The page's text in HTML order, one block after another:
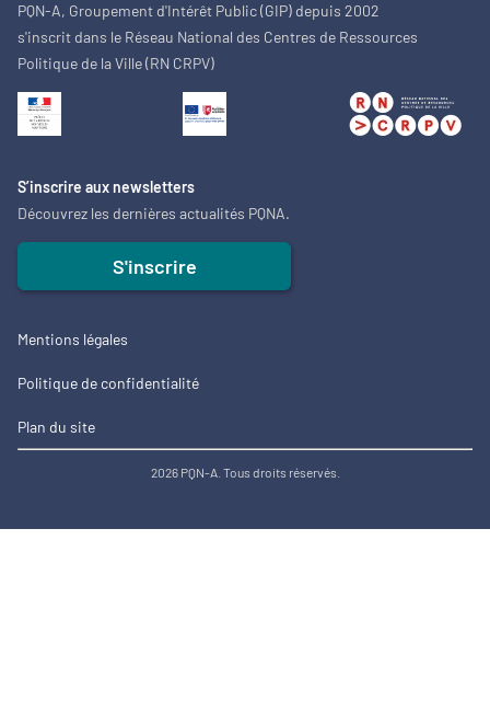
PQN-A, Groupement d'Intérêt Public (GIP) depuis 2002
s'inscrit dans le Réseau National des Centres de Ressources
Politique de la Ville (RN CRPV)
S’inscrire aux newsletters
Découvrez les dernières actualités PQNA.
S'inscrire
Mentions légales
Politique de confidentialité
Plan du site
2026 PQN-A. Tous droits réservés.